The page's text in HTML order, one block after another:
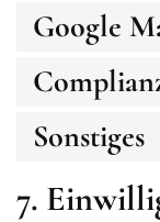
Google
Sonstiges
7.